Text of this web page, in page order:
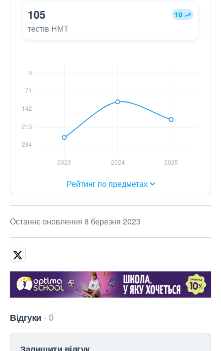
105 10
тестів НМТ
Рейтинг по предметах
Останнє оновлення 8 березня 2023
Відгуки 0